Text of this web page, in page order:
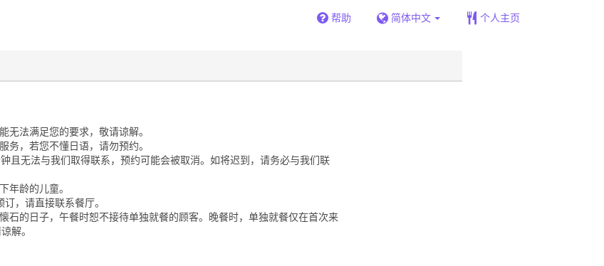
帮助 简体中文 个人主页
无法满足您的要求，敬请谅解。
务，若您不懂日语，请勿预约。
且无法与我们取得联系，预约可能会被取消。如将迟到，请务必与我们联
年龄的儿童。
，请直接联系餐厅。
石的日子，午餐时恕不接待单独就餐的顾客。晚餐时，单独就餐仅在首次来
解。